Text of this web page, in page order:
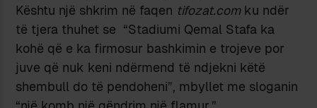
Kështu një shkrim në faqen tifozat.comku ndër
të tjera thuhet se “Stadiumi Qemal Stafa ka
kohë që e ka firmosur bashkimin e trojeve por
juve që nuk keni ndërmend të ndjekni këtë
shembull do të pendoheni”, mbyllet me sloganin